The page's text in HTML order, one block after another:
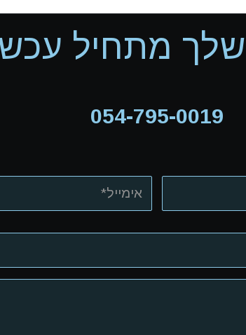
שלך מתחיל
054-795-0019